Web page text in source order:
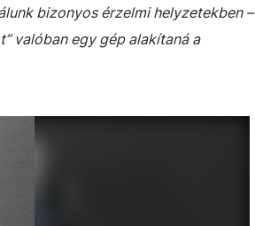
bizonyos érzelmi helyzetekben –
valóban egy gép alakítaná a